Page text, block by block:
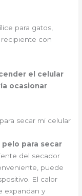
para gatos,
con
el celular
ocasionar
secar mi celular
para secar
del secador
puede
El calor
expandan y